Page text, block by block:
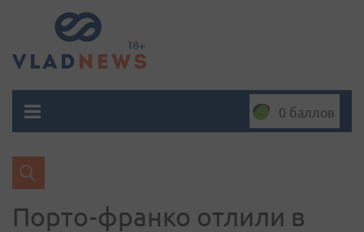
0 баллов
Порто-франко отлили в